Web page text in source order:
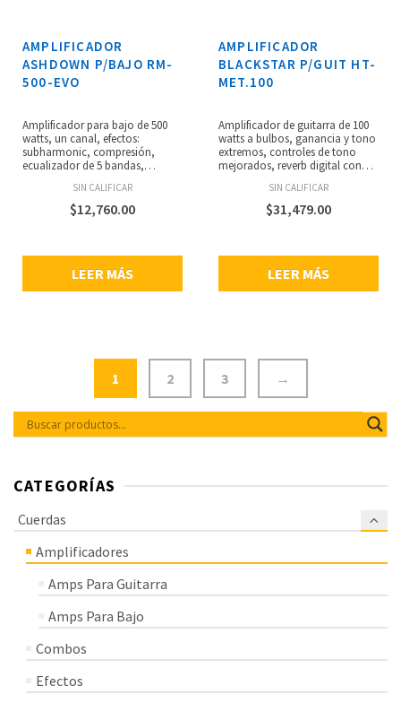
AMPLIFICADOR
ASHDOWN P/BAJO RM-
500-EVO
Amplificador para bajo de 500
watts, un canal, efectos:
subharmonic, compresión,
ecualizador de 5 bandas,
activo), 1 x 1/8” (aux), salidas: 2
x speakON, 1 x XLR (DI),
footswitch I/O: 1 x 1/4” (FS-2),
SIN CALIFICAR
$12,760.00
LEER MÁS
AMPLIFICADOR
BLACKSTAR P/GUIT HT-
MET.100
Amplificador de guitarra de 100
watts a bulbos, ganancia y tono
extremos, controles de tono
mejorados, reverb digital con
metálica, bulbos de preamp: 2 x
ECC83, 1 x ECC82, bulbos de
potencia: 4 x 6L6, 3 canales
(Infinite Shape Feature), salida de
emulación de altavoz, loop de
SIN CALIFICAR
$31,479.00
LEER MÁS
1 2 3 →
CATEGORÍAS
Cuerdas
Amplificadores
Amps Para Guitarra
Amps Para Bajo
Combos
Efectos